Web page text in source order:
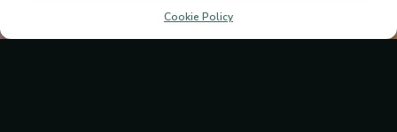
Cookie Policy